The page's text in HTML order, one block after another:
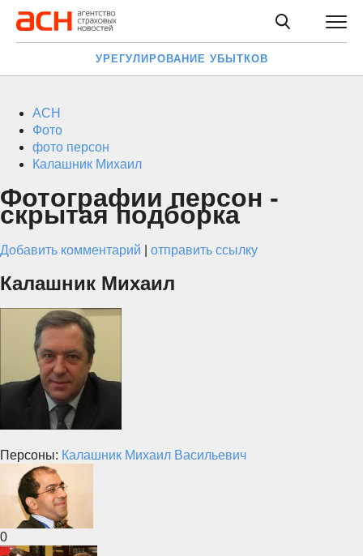
УРЕГУЛИРОВАНИЕ УБЫТКОВ
АСН
Фото
фото персон
Калашник Михаил
Фотографии персон -
скрытая подборка
Добавить комментарий отправить ссылку
Калашник Михаил
Персоны: Калашник Михаил Васильевич
0